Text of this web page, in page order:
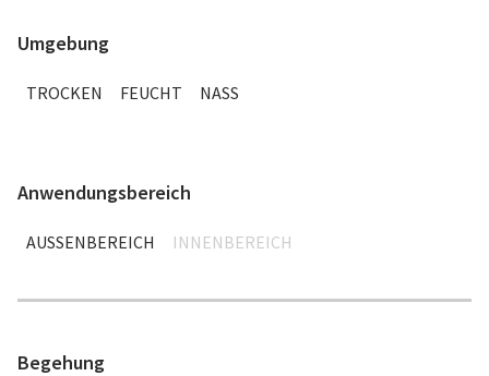
Umgebung
TROCKEN FEUCHT NASS
Anwendungsbereich
AUSSENBEREICH INNENBEREICH
Begehung